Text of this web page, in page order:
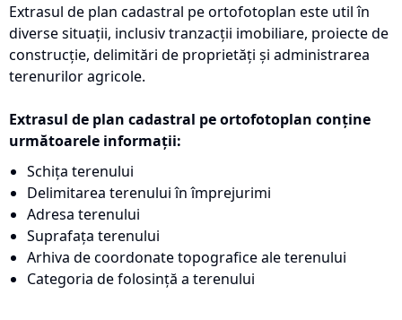
Extrasul de plan cadastral pe ortofotoplan este util în
diverse situații, inclusiv tranzacții imobiliare, proiecte de
construcție, delimitări de proprietăți și administrarea
terenurilor agricole.
Extrasul de plan cadastral pe ortofotoplan conține
următoarele informații:
Schița terenului
Delimitarea terenului în împrejurimi
Adresa terenului
Suprafața terenului
Arhiva de coordonate topografice ale terenului
Categoria de folosință a terenului